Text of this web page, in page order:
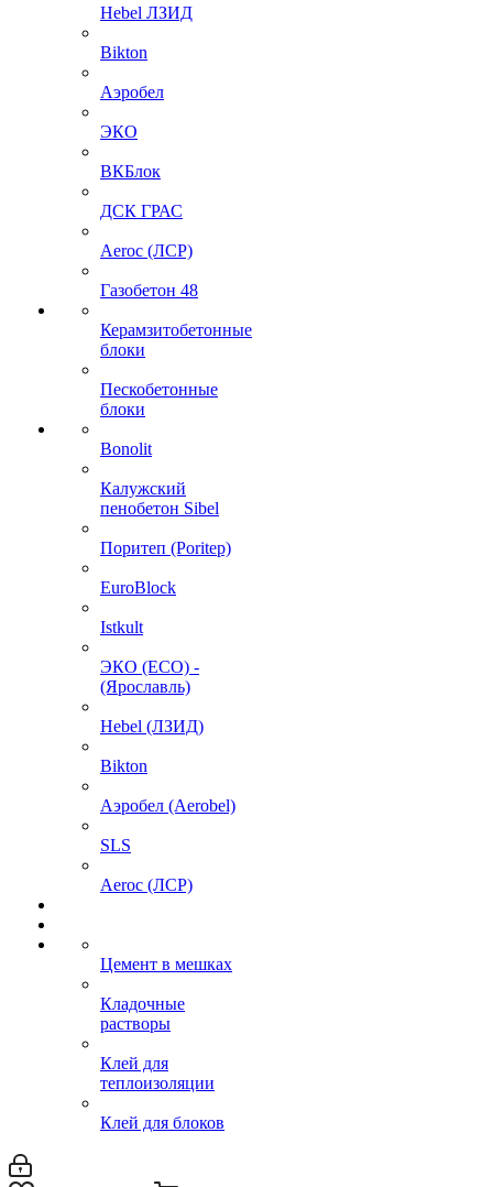
Hebel ЛЗИД
Bikton
Аэробел
ЭКО
ВКБлок
ДСК ГРАС
Aeroc (ЛСР)
Газобетон 48
Керамзитобетонные
блоки
Пескобетонные
блоки
Bonolit
Калужский
пенобетон Sibel
Поритеп (Poritep)
EuroBlock
Istkult
ЭКО (ECO) -
(Ярославль)
Hebel (ЛЗИД)
Bikton
Аэробел (Aerobel)
SLS
Aeroc (ЛСР)
Цемент в мешках
Кладочные
растворы
Клей для
теплоизоляции
Клей для блоков